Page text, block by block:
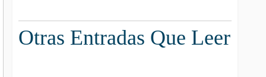
Otras Entradas Que Leer